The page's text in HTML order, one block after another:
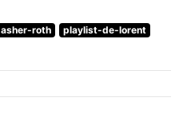
asher-roth
playlist-de-lorent